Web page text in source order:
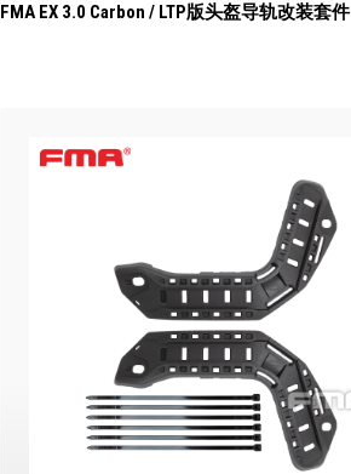
FMA EX 3.0 Carbon / LTP版头盔导轨改装套件